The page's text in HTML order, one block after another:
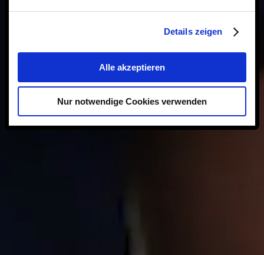
Details zeigen
Alle akzeptieren
Nur notwendige Cookies verwenden